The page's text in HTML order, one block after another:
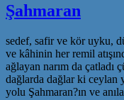
Şahmaran
sedef, safir ve kör uyku,
ve kâhinin her remil
ağlayan narım da çatladı
dağlarda dağlar ki ceylan
yolu Şahmaran?ın ve